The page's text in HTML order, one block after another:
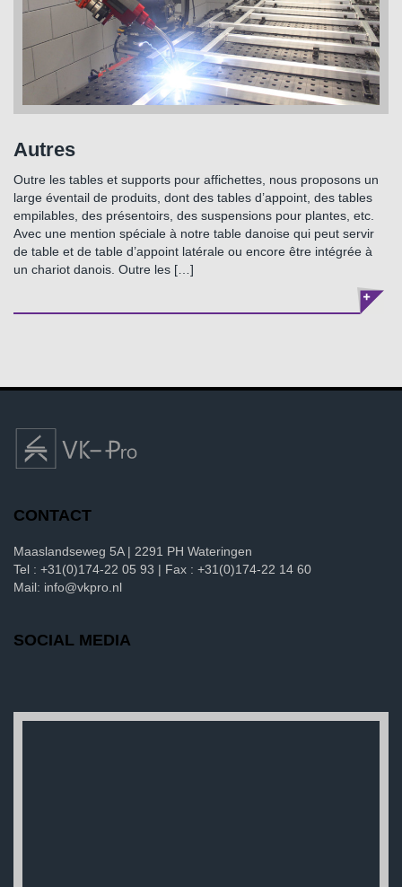
Autres
Outre les tables et supports pour affichettes, nous proposons un
large éventail de produits, dont des tables d’appoint, des tables
empilables, des présentoirs, des suspensions pour plantes, etc.
Avec une mention spéciale à notre table danoise qui peut servir
de table et de table d’appoint latérale ou encore être intégrée à
un chariot danois. Outre les […]
CONTACT
Maaslandseweg 5A | 2291 PH Wateringen
Tel : +31(0)174-22 05 93 | Fax : +31(0)174-22 14 60
Mail: info@vkpro.nl
SOCIAL MEDIA